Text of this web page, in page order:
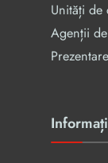
Unități de
Agenții